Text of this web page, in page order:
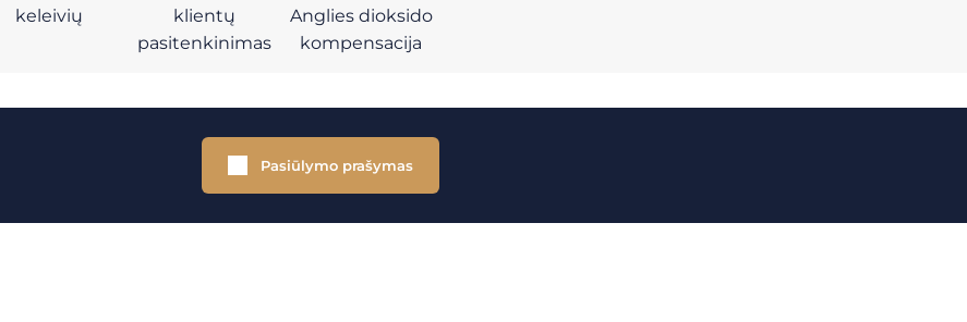
keleivių
klientų
pasitenkinimas
Anglies dioksido
kompensacija
Pasiūlymo prašymas